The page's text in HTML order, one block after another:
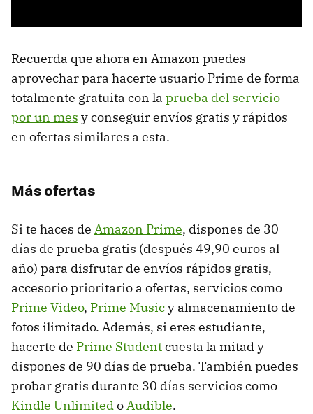
Recuerda que ahora en Amazon puedes
aprovechar para hacerte usuario Prime de forma
totalmente gratuita con la prueba del servicio
por un mes y conseguir envíos gratis y rápidos
en ofertas similares a esta.
Más ofertas
Si te haces de Amazon Prime, dispones de 30
días de prueba gratis (después 49,90 euros al
año) para disfrutar de envíos rápidos gratis,
accesorio prioritario a ofertas, servicios como
Prime Video, Prime Musicy almacenamiento de
fotos ilimitado. Además, si eres estudiante,
hacerte de Prime Studentcuesta la mitad y
dispones de 90 días de prueba. También puedes
probar gratis durante 30 días servicios como
Kindle UnlimitedoAudible.